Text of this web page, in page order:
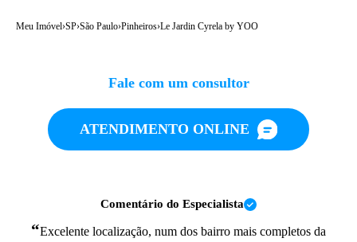
Meu Imóvel›SP›São Paulo›Pinheiros›Le Jardin Cyrela by YOO
Fale com um consultor
ATENDIMENTO ONLINE
Comentário do Especialista
“Excelente localização, num dos bairro mais completos da